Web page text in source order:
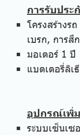
การรับประ
โครงสร้างร
เบรก, การสึ
มอเตอร์ 1 ปี
แบตเตอรี่ลิเ
อุปกรณ์เพิ่
ระบบเซ็นเซ